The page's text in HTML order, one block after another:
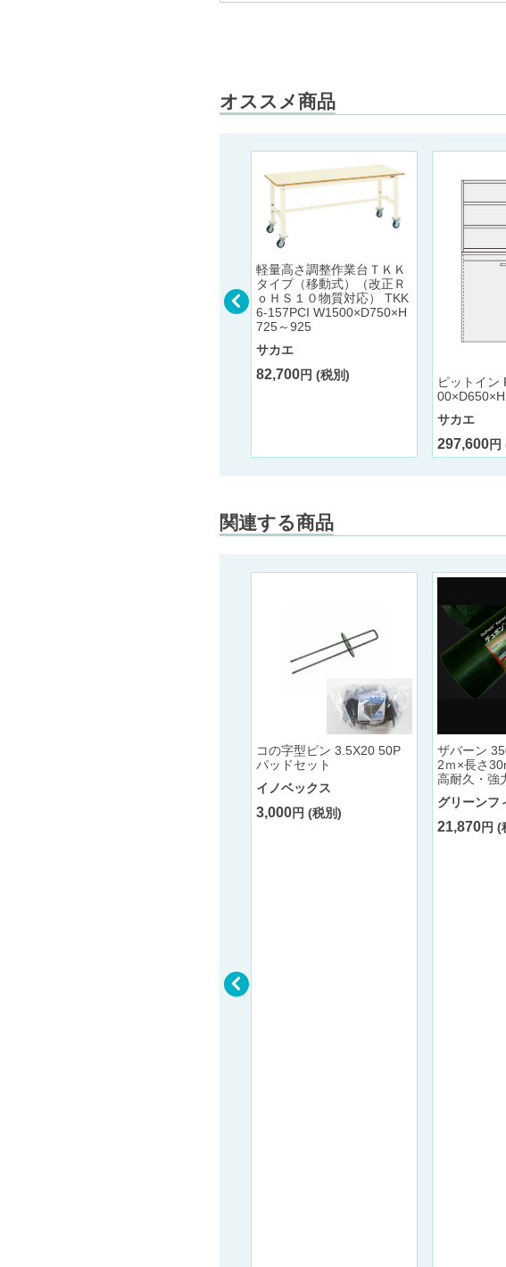
オススメ商品
軽量高さ調整作業台ＴＫＫ
タイプ（移動式）（改正Ｒ
ｏＨＳ１０物質対応） TKK
6-157PCI W1500×D750×H
725～925
サカエ
82,700円 (税別)
ピットイン
サカエ
297,600円
関連する商品
コの字型ピン 3.5X20 50P
パッドセット
イノベックス
3,000円 (税別)
ザバーン
2ｍ×長さ
高耐久・強
グリーンフ
21,870円 (